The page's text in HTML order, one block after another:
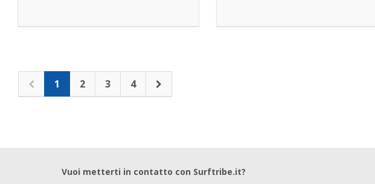
1 2 3 4
Vuoi metterti in contatto con Surftribe.it?